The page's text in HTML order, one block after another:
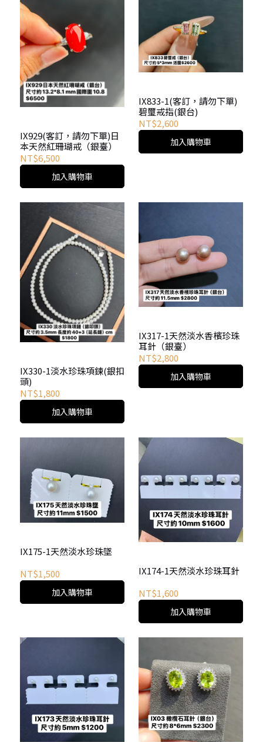
IX929(客訂，請勿下單)日
本天然紅珊瑚戒（銀臺）
NT$6,500
加入購物車
IX833-1(客訂，請勿下單)
碧璽戒指(銀台)
NT$2,600
加入購物車
IX330-1淡水珍珠項鍊(銀扣
頭)
NT$1,800
加入購物車
IX317-1天然淡水香檳珍珠
耳針（銀臺）
NT$2,800
加入購物車
IX175-1天然淡水珍珠墜
NT$1,500
加入購物車
IX174-1天然淡水珍珠耳針
NT$1,600
加入購物車